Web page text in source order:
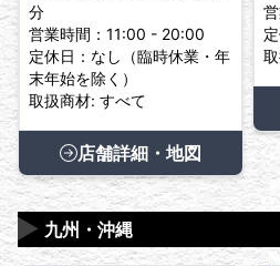
分
営業時間：11:00 - 20:00
定休日：なし（臨時休業・年
末年始を除く）
取扱商材: すべて
店舗詳細・地図
九州・沖縄
▶